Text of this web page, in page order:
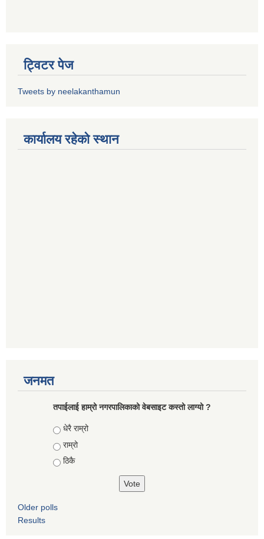
ट्विटर पेज
Tweets by neelakanthamun
कार्यालय रहेको स्थान
जनमत
तपाईलाई हाम्रो नगरपालिकाको वेबसाइट कस्तो लाग्यो ?
Choices
धेरै राम्रो
राम्रो
ठिकै
Older polls
Results